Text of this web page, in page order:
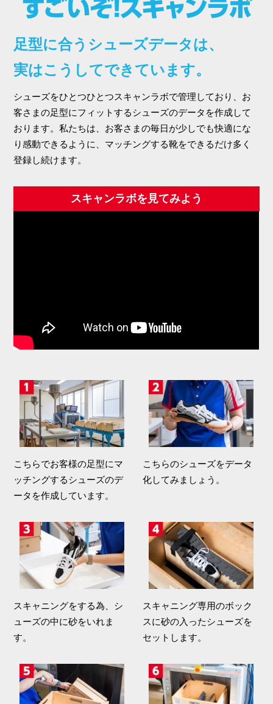
足型に合うシューズデータは、
実はこうしてできています。
シューズをひとつひとつスキャンラボで管理しており、お
客さまの足型にフィットするシューズのデータを作成して
おります。私たちは、お客さまの毎日が少しでも快適にな
り感動できるように、マッチングする靴をできるだけ多く
登録し続けます。
スキャンラボを見てみよう
こちらでお客様の足型にマ
ッチングするシューズのデ
ータを作成しています。
こちらのシューズをデータ
化してみましょう。
スキャニングをする為、シ
ューズの中に砂をいれま
す。
スキャニング専用のボック
スに砂の入ったシューズを
セットします。